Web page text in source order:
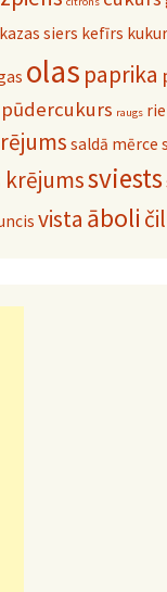
kazas siers kefīrs
olas paprika
pūdercukurs raugs
saldā mērce
krējumssviests
vista āboli